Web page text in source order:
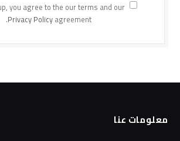
By signing up, you agree to the our terms and our
Privacy Policyagreement.
معلومات عنا